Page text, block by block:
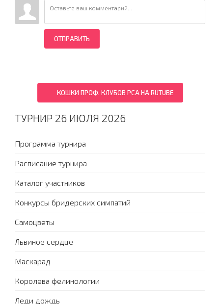
ОТПРАВИТЬ
КОШКИ ПРОФ. КЛУБОВ PCA НА RUTUBE
ТУРНИР 26 ИЮЛЯ 2026
Программа турнира
Расписание турнира
Каталог участников
Конкурсы бридерских симпатий
Самоцветы
Львиное сердце
Маскарад
Королева фелинологии
Леди дождь